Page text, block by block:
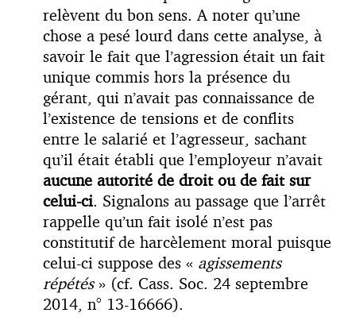
relèvent du bon sens. A noter qu’une
chose a pesé lourd dans cette analyse, à
savoir le fait que l’agression était un fait
unique commis hors la présence du
gérant, qui n’avait pas connaissance de
l’existence de tensions et de conflits
entre le salarié et l’agresseur, sachant
qu’il était établi que l’employeur n’avait
aucune autorité de droit ou de fait sur
celui-ci. Signalons au passage que l’arrêt
rappelle qu’un fait isolé n’est pas
constitutif de harcèlement moral puisque
celui-ci suppose des « agissements
répétés» (cf. Cass. Soc. 24 septembre
2014, n° 13-16666).